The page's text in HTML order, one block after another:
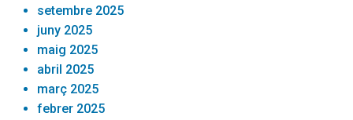
setembre 2025
juny 2025
maig 2025
abril 2025
març 2025
febrer 2025